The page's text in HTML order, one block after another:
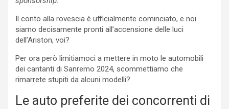
Il conto alla rovescia è ufficialmente cominciato, e noi
siamo decisamente pronti all’accensione delle luci
dell’Ariston, voi?
Per ora però limitiamoci a mettere in moto le automobili
dei cantanti di Sanremo 2024, scommettiamo che
rimarrete stupiti da alcuni modelli?
Le auto preferite dei concorrenti di